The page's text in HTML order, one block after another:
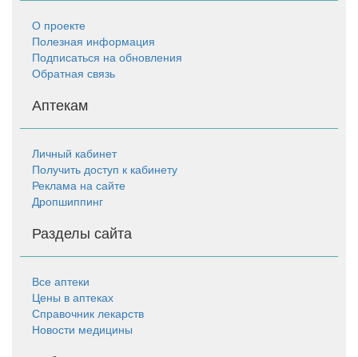
О проекте
Полезная информация
Подписаться на обновления
Обратная связь
Аптекам
Личный кабинет
Получить доступ к кабинету
Реклама на сайте
Дропшиппинг
Разделы сайта
Все аптеки
Цены в аптеках
Справочник лекарств
Новости медицины